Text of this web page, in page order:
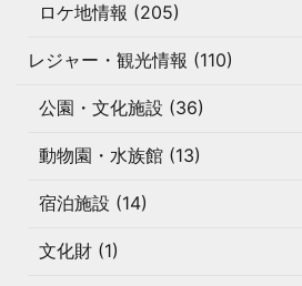
ロケ地情報 (205)
レジャー・観光情報 (110)
公園・文化施設 (36)
動物園・水族館 (13)
宿泊施設 (14)
文化財 (1)